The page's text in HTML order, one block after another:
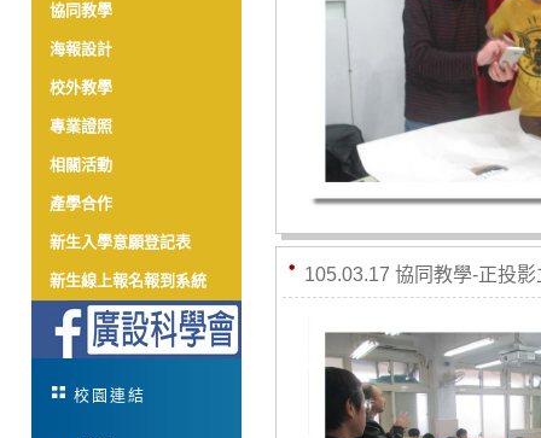
協同教學
海報設計
校外教學
專業證照
相關活動
產學合作
新生入學意願登記表
新生線上報名報到系統
校園連結
105.03.17 協同教學-正投影